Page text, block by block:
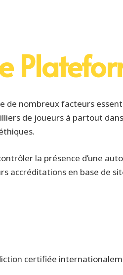
nombreux facteurs
de joueurs à partout
la présence d’une
accréditations en base de
certifiée